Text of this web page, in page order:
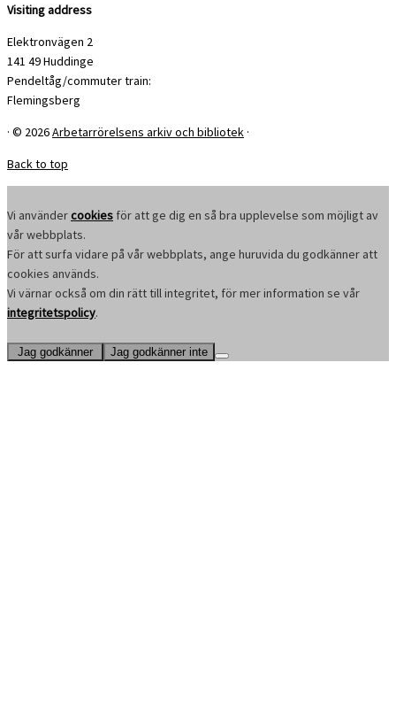
Visiting address
Elektronvägen 2
141 49 Huddinge
Pendeltåg/commuter train:
Flemingsberg
· © 2026Arbetarrörelsens arkiv och bibliotek ·
Back to top
Vi användercookies för att ge dig en så bra upplevelse som möjligt av
vår webbplats.
För att surfa vidare på vår webbplats, ange huruvida du godkänner att
cookies används.
Vi värnar också om din rätt till integritet, för mer information se vår
integritetspolicy.
Jag godkänner Jag godkänner inte